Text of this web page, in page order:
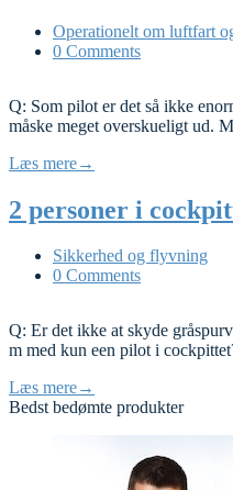
Operationelt om luftfart
0 Comments
Q: Som pilot er det så ikke
måske meget overskueligt ud.
Læs mere→
2 personer i
Sikkerhed og flyvning
0 Comments
Q: Er det ikke at skyde
m med kun een pilot i
Læs mere→
Bedst bedømte produkter